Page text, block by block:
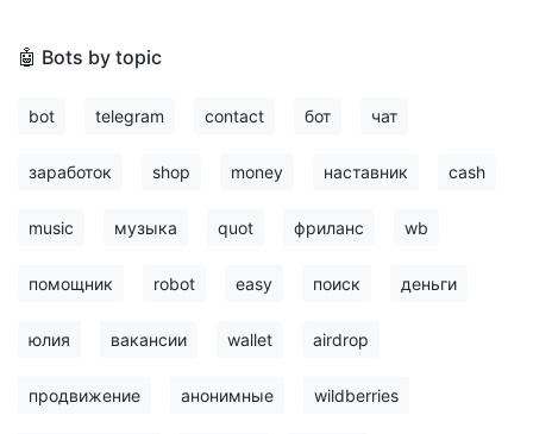
🤖 Bots by topic
bot telegram contact бот чат
заработок shop money наставник cash
music музыка quot фриланс wb
помощник robot easy поиск деньги
юлия вакансии wallet airdrop
продвижение анонимные wildberries